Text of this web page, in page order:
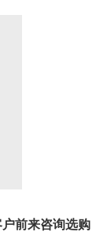
前来咨询选购